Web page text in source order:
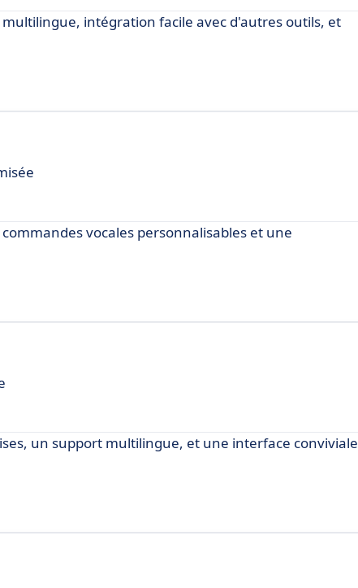
intégration facile avec d'autres outils, et
vocales personnalisables et une
un support multilingue, et une interface conviviale